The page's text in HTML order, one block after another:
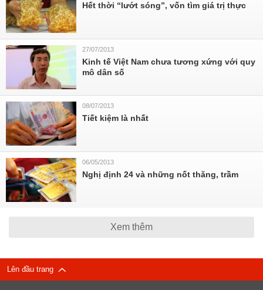
Hết thời “lướt sóng”, vốn tìm giá trị thực
27/07/2013
Kinh tế Việt Nam chưa tương xứng với quy
mô dân số
08/07/2013
Tiết kiệm là nhất
06/05/2013
Nghị định 24 và những nốt thăng, trầm
Xem thêm
Lên đầu trang